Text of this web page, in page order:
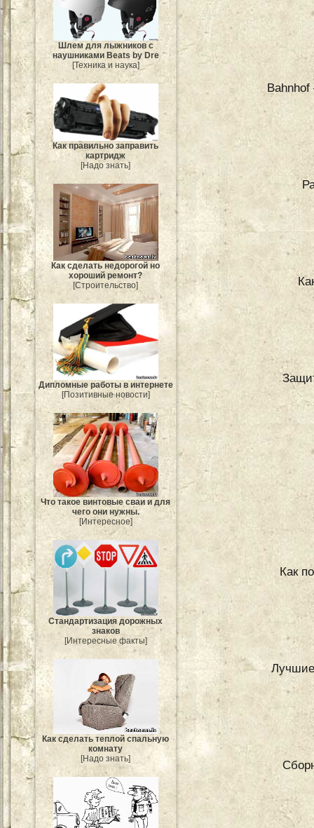
Шлем для лыжников с
наушниками Beats by Dre
[Техника и наука]
Как правильно заправить
картридж
[Надо знать]
Как сделать недорогой но
хороший ремонт?
[Строительство]
Дипломные работы в интернете
[Позитивные новости]
Что такое винтовые сваи и для
чего они нужны.
[Интересное]
Стандартизация дорожных
знаков
[Интересные факты]
Как сделать теплой спальную
комнату
[Надо знать]
Как
Лучшие